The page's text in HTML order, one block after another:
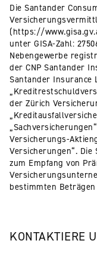
Die Santander
(https://
unter GISA-Zahl:
Nebengewerbe
der CNP Santander
Santander Insurance
der Zürich
Versicherungs-
Versicherungen“. Die
zum Empfang von
bestimmten
KONTAKTIERE